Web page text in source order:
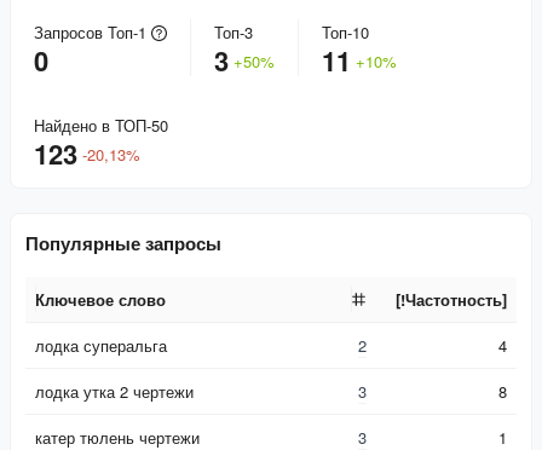
Запросов Топ-1
0
Топ-3
3 +50%
Топ-10
11 +10%
Найдено в ТОП-50
123 -20,13%
Популярные запросы
Ключевое слово
[!Частотность]
лодка суперальга 2
4
лодка утка 2 чертежи
3
8
катер тюлень чертежи
3
1